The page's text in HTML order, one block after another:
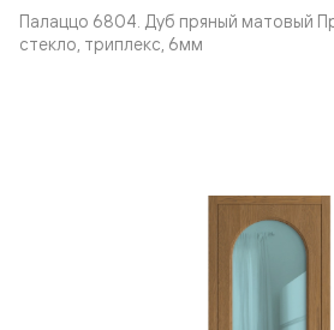
Палаццо 6804. Дуб пряный матовый
стекло, триплекс, 6мм